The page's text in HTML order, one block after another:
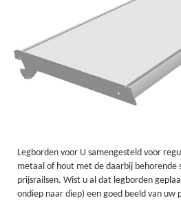
Legborden voor U samengesteld voor
metaal of hout met de daarbij behorende
prijsrailsen. Wist u al dat legborden
ondiep naar diep) een goed beeld van uw